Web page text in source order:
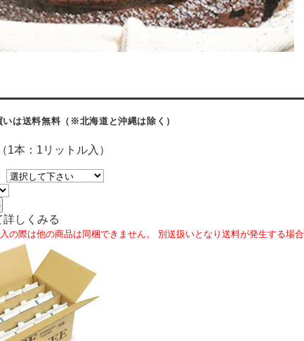
いは送料無料（※北海道と沖縄は除く）
1本：1リットル入）
しくみる
の際は他の商品は同梱できません。 別送扱いとなり送料が発生する場